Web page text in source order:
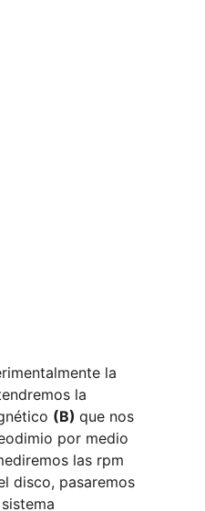
la
la
(B) que nos
por medio
las rpm
disco, pasaremos